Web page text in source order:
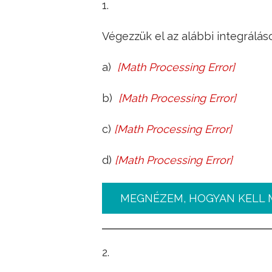
1.
Végezzük el az alábbi
a) [Math Processing Error]
∫x100+ 4x5+6x+1xdx =?
b) [Math Processing Error]
∫x⋅x3+4⋅x56+x3+1x5dx=?
c) [Math Processing Error]
∫e−x+x 4e−x⋅x4dx=?
d) [Math Processing Error]
∫x+3x− 2dx=?
MEGNÉZEM, HOGYAN KELL
2.